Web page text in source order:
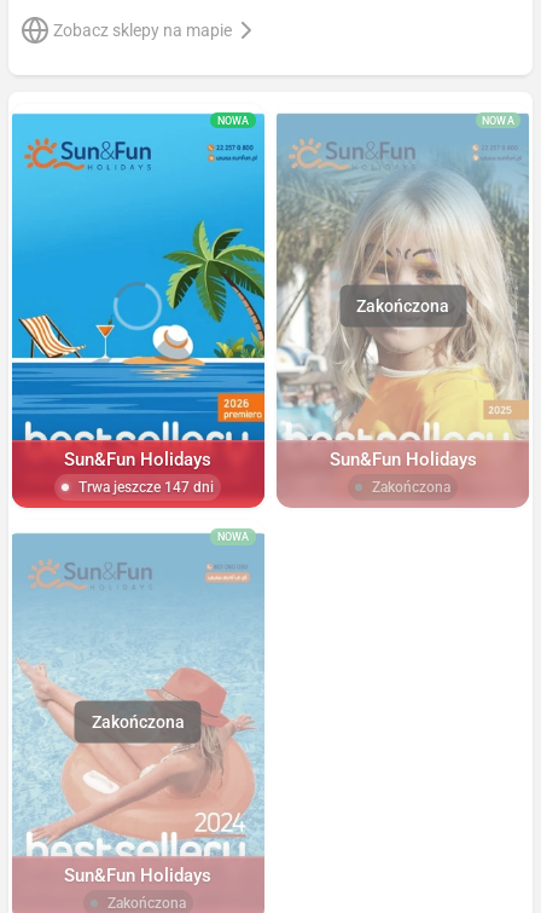
Zobacz sklepy na mapie
NOWA
Sun&Fun Holidays
Trwa jeszcze 147 dni
NOWA
Sun&Fun Holidays
Zakończona
NOWA
Sun&Fun Holidays
Zakończona